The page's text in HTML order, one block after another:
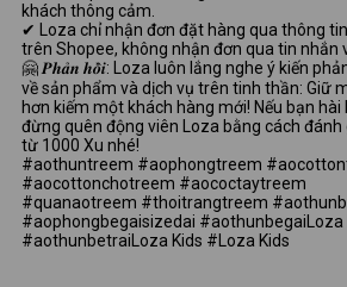
khách thông cảm.
✔ Loza chỉ nhận đơn đặt hàng qua thông
trên Shopee, không nhận đơn qua tin nhắn
🤗 𝑷𝒉𝒂̉𝒏 𝒉𝒐̂̀𝒊: Loza luôn lắng nghe ý kiến
về sản phẩm và dịch vụ trên tinh thần: Giữ
hơn kiếm một khách hàng mới! Nếu bạn hài
đừng quên động viên Loza bằng cách đánh
từ 1000 Xu nhé!
#aothuntreem #aophongtreem
#aocottonchotreem #aococtaytreem
#quanaotreem #thoitrangtreem
#aophongbegaisizedai #aothunbegaiLoza
#aothunbetraiLoza Kids #Loza Kids